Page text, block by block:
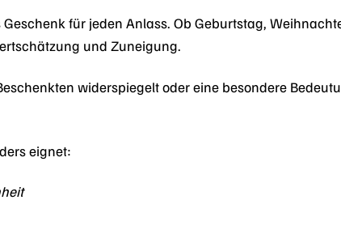
für jeden Anlass. Ob Geburtstag,
und Zuneigung.
widerspiegelt oder eine besondere
eignet: